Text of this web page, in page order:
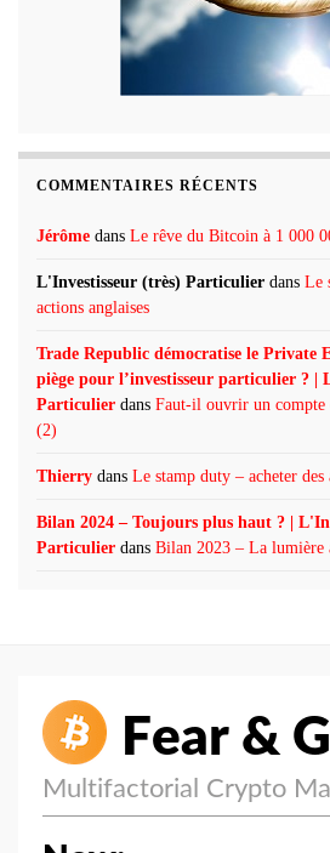
COMMENTAIRES RÉCENTS
Jérôme dans Le rêve du Bitcoin à 1 000
L'Investisseur (très) Particulier dans Le
actions anglaises
Trade Republic démocratise le Private
piège pour l’investisseur particulier ? |
Particulier dans Faut-il ouvrir un compte
(2)
Thierry dans Le stamp duty – acheter des
Bilan 2024 – Toujours plus haut ? |
Particulier dans Bilan 2023 – La lumière